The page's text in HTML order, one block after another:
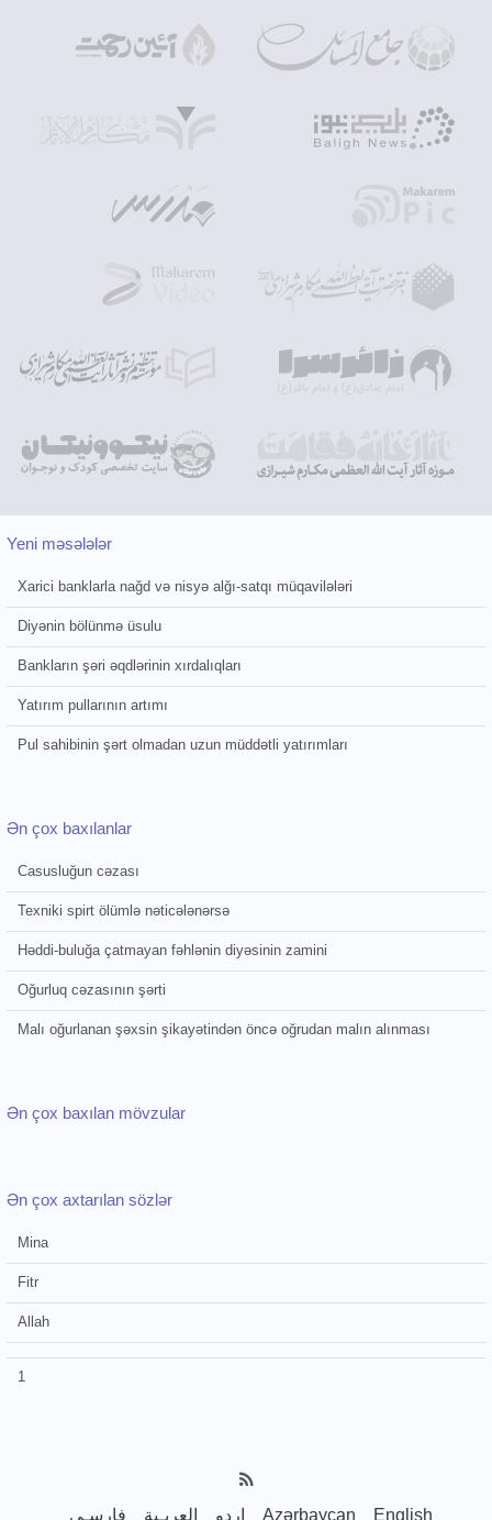
Yeni məsələlər
Xarici banklarla nağd və nisyə alğı-satqı müqavilələri
Diyənin bölünmə üsulu
Bankların şəri əqdlərinin xırdalıqları
Yatırım pullarının artımı
Pul sahibinin şərt olmadan uzun müddətli yatırımları
Ən çox baxılanlar
Casusluğun cəzası
Texniki spirt ölümlə nəticələnərsə
Həddi-buluğa çatmayan fəhlənin diyəsinin zamini
Oğurluq cəzasının şərti
Malı oğurlanan şəxsin şikayətindən öncə oğrudan malın alınması
Ən çox baxılan mövzular
Ən çox axtarılan sözlər
Mina
Fitr
Allah
1
فارسـی العربـیة اردو Azərbaycan English